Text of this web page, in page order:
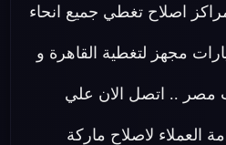
اصلاح تغطي جميع انحاء
مجهز لتغطية القاهرة و
مصر .. اتصل الان علي
العملاء لاصلاح ماركة